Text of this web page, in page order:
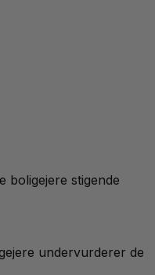
boligejere stigende
undervurderer de